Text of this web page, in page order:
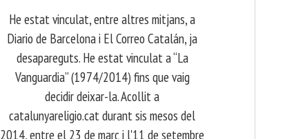
​ He estat vinculat, entre altres mitjans, a
Diario de Barcelona i El Correo Catalán, ja
desapareguts. He estat vinculat a “La
Vanguardia” (1974/2014) fins que vaig
decidir deixar-la. Acollit a
catalunyareligio.cat durant sis mesos del
2014, entre el 23 de març i l'11 de setembre